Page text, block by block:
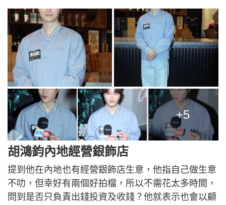
+5
胡鴻鈞內地經營銀飾店
提到他在內地也有經營銀飾店生意，他指自己做生意
不叻，但幸好有兩個好拍檔，所以不需花太多時間，
問到是否只負責出錢投資及收錢？他就表示也會以顧